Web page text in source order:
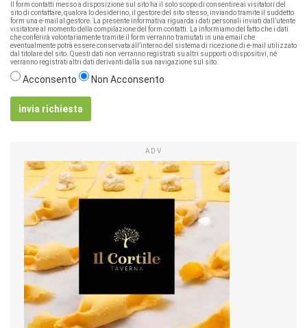
Il form contatti messo a disposizione sul sito ha il solo scopo di consentire ai visitatori del
sito di contattare, qualora lo desiderino, il gestore del sito stesso, inviando tramite il suddetto
form una e-mail al gestore. La presente informativa riguarda i dati personali inviati dall’utente
visitatore al momento della compilazione del form contatti. La informiamo del fatto che i dati
che conferirà volontariamente tramite il form verranno tramutati in una email che
eventualmente potrà essere conservata all’interno del sistema di ricezione di e-mail utilizzato
dal titolare del sito. Questi dati non verranno registrati su altri supporti o dispositivi, né
verranno registrati altri dati derivanti dalla sua navigazione sul sito.
Acconsento Non Acconsento
invia richiesta
ADV